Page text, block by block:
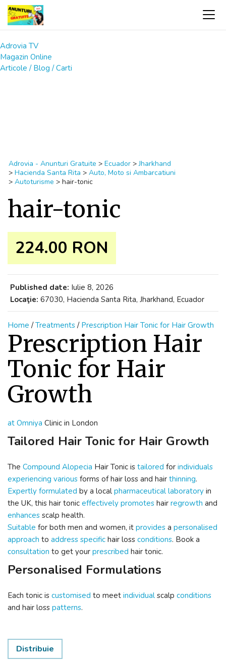
Adrovia TV
Magazin Online
Articole / Blog / Carti
Adrovia - Anunturi Gratuite > Ecuador >Jharkhand
> Hacienda Santa Rita > Auto, Moto si Ambarcatiuni
> Autoturisme > hair-tonic
hair-tonic
224.00 RON
Published date: Iulie 8, 2026
Locaţie: 67030, Hacienda Santa Rita, Jharkhand, Ecuador
Home /Treatments/ Prescription Hair Tonic for Hair Growth
Prescription Hair
Tonic for Hair
Growth
at Omniya Clinic in London
Tailored Hair Tonic for Hair Growth
The Compound Alopecia Hair Tonic is tailored for individuals
experiencing various forms of hair loss and hair thinning.
Expertly formulated by a local pharmaceutical laboratory in
the UK, this hair tonic effectively promotes hair regrowth and
enhances scalp health.
Suitable for both men and women, it provides a personalised
approach to address specific hair loss conditions. Book a
consultation to get your prescribed hair tonic.
Personalised Formulations
Each tonic is customised to meet individual scalp conditions
and hair loss patterns.
Distribuie